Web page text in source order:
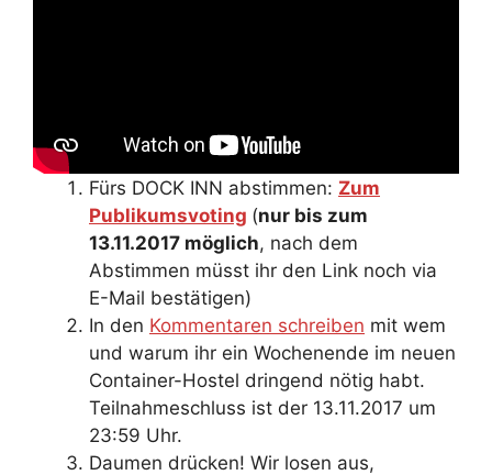
Fürs DOCK INN abstimmen: Zum
Publikumsvoting (nur bis zum
13.11.2017 möglich, nach dem
Abstimmen müsst ihr den Link noch via
E-Mail bestätigen)
In den Kommentaren schreiben mit wem
und warum ihr ein Wochenende im neuen
Container-Hostel dringend nötig habt.
Teilnahmeschluss ist der 13.11.2017 um
23:59 Uhr.
Daumen drücken! Wir losen aus,